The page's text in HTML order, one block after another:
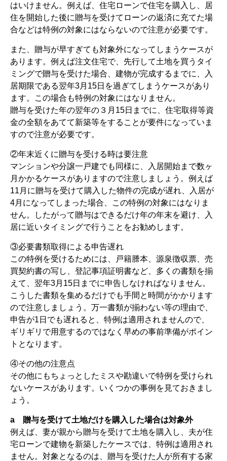
はいけません。例えば、住宅ローンで住宅を購入し、居
住を開始した後に贈与を受けてローンの返済に充てた場
合などは特例の対象にはならないので注意が必要です。
また、贈与が早すぎても対象外になってしまうケースが
あります。例えば注文住宅で、先行して土地を買うタイ
ミングで贈与を受けた場合、建物が完成するまでに、入
居期限である翌年3月15日を過ぎてしまうケースがあり
ます。この場合も特例の対象にはなりません。
贈与を受けた年の翌年の３月15日までに、住宅取得等資
金の全額をあてて新築等をすることが要件になっていま
すので注意が必要です。
②年末近くに贈与を受ける時は要注意
マンションや分譲一戸建でも同様に、入居開始まで数ヶ
月かかるケースがありますので注意しましょう。例えば
11月に贈与を受けて購入した物件の完成が遅れ、入居が
4月になってしまった場合、この特例の対象にはなりま
せん。したがって贈与はできるだけ年の年末を避け、入
居に近いタイミングで行うことをお勧めします。
③必要書類取得による申告遅れ
この特例を受けるためには、戸籍謄本、源泉徴収票、売
買契約書の写し、登記事項証明書など、多くの書類を揃
えて、翌年3月15日までに申告しなければなりません。
こうした書類を集めるだけでも手間と時間がかかります
ので注意しましょう。万一書類が揃わない等の理由で、
申告が1日でも遅れると、特例は適用されませんので、
ギリギリで用意するのではなく早めの事前準備がポイン
トとなります。
④その他の注意点
その他にもちょっとしたミスや勘違いで特例を受けられ
ないケースがあります。いくつかの事例を見ておきまし
ょう。
a 贈与を受けて土地だけを購入した場合は対象外
例えば、妻が親から贈与を受けて土地を購入し、夫が住
宅ローンで建物を新築したケースでは、特例は適用され
ません。対象となるのは、贈与を受けた人が所有する家